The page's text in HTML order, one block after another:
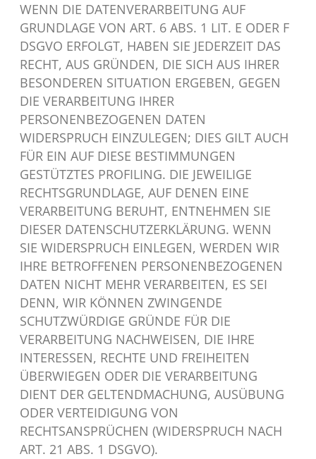
WENN DIE DATENVERARBEITUNG AUF
GRUNDLAGE VON ART. 6 ABS. 1 LIT. E ODER F
DSGVO ERFOLGT, HABEN SIE JEDERZEIT DAS
RECHT, AUS GRÜNDEN, DIE SICH AUS IHRER
BESONDEREN SITUATION ERGEBEN, GEGEN
DIE VERARBEITUNG IHRER
PERSONENBEZOGENEN DATEN
WIDERSPRUCH EINZULEGEN; DIES GILT AUCH
FÜR EIN AUF DIESE BESTIMMUNGEN
GESTÜTZTES PROFILING. DIE JEWEILIGE
RECHTSGRUNDLAGE, AUF DENEN EINE
VERARBEITUNG BERUHT, ENTNEHMEN SIE
DIESER DATENSCHUTZERKLÄRUNG. WENN
SIE WIDERSPRUCH EINLEGEN, WERDEN WIR
IHRE BETROFFENEN PERSONENBEZOGENEN
DATEN NICHT MEHR VERARBEITEN, ES SEI
DENN, WIR KÖNNEN ZWINGENDE
SCHUTZWÜRDIGE GRÜNDE FÜR DIE
VERARBEITUNG NACHWEISEN, DIE IHRE
INTERESSEN, RECHTE UND FREIHEITEN
ÜBERWIEGEN ODER DIE VERARBEITUNG
DIENT DER GELTENDMACHUNG, AUSÜBUNG
ODER VERTEIDIGUNG VON
RECHTSANSPRÜCHEN (WIDERSPRUCH NACH
ART. 21 ABS. 1 DSGVO).